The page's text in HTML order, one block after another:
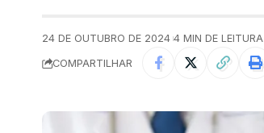
24 DE OUTUBRO DE 2024 4 MIN DE LEITURA
COMPARTILHAR